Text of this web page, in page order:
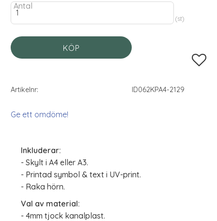
Antal
st
KÖP
Lägg
Artikelnr ID062KPA4-2129
Ge ett omdöme!
Inkluderar:
- Skylt i A4 eller A3.
- Printad symbol & text i UV-print.
- Raka hörn.
Val av material:
- 4mm tjock kanalplast.